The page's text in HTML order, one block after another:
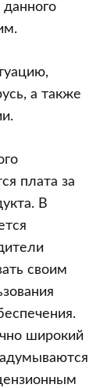
а также
плата за
В
своим
широкий